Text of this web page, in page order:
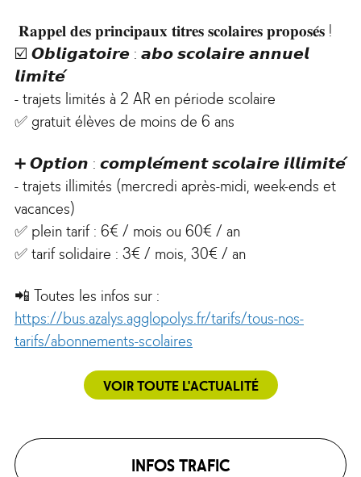
𝐑𝐚𝐩𝐩𝐞𝐥 𝐝𝐞𝐬 𝐩𝐫𝐢𝐧𝐜𝐢𝐩𝐚𝐮𝐱 𝐭𝐢𝐭𝐫𝐞𝐬 𝐬𝐜𝐨𝐥𝐚𝐢𝐫𝐞𝐬 𝐩𝐫𝐨𝐩𝐨𝐬𝐞́𝐬 !
☑️ 𝙊𝙗𝙡𝙞𝙜𝙖𝙩𝙤𝙞𝙧𝙚 : 𝙖𝙗𝙤 𝙨𝙘𝙤𝙡𝙖𝙞𝙧𝙚 𝙖𝙣𝙣𝙪𝙚𝙡
𝙡𝙞𝙢𝙞𝙩𝙚́
- trajets limités à 2 AR en période scolaire
✅ gratuit élèves de moins de 6 ans
➕ 𝙊𝙥𝙩𝙞𝙤𝙣 : 𝙘𝙤𝙢𝙥𝙡𝙚́𝙢𝙚𝙣𝙩 𝙨𝙘𝙤𝙡𝙖𝙞𝙧𝙚 𝙞𝙡𝙡𝙞𝙢𝙞𝙩𝙚́
- trajets illimités (mercredi après-midi, week-ends et
vacances)
✅ plein tarif : 6€ / mois ou 60€ / an
✅ tarif solidaire : 3€ / mois, 30€ / an
📲 Toutes les infos sur :
https://bus.azalys.agglopolys.fr/tarifs/tous-nos-
tarifs/abonnements-scolaires
VOIR TOUTE L'ACTUALITÉ
INFOS TRAFIC